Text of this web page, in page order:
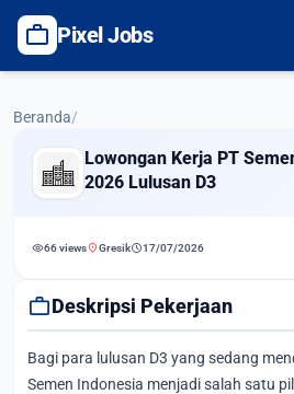
work Pixel Jobs
Beranda/
Lowongan Kerja PT
2026 Lulusan D3
visibility66 viewslocation_onGresikschedule17/07/2026
workDeskripsi Pekerjaan
Bagi para lulusan D3 yang sedang
Semen Indonesia menjadi salah satu